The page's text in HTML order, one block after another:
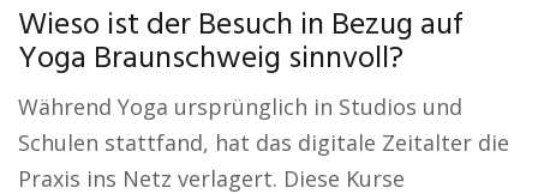
Wieso ist der Besuch in Bezug auf
Yoga Braunschweig sinnvoll?
Während Yoga ursprünglich in Studios und
Schulen stattfand, hat das digitale Zeitalter die
Praxis ins Netz verlagert. Diese Kurse